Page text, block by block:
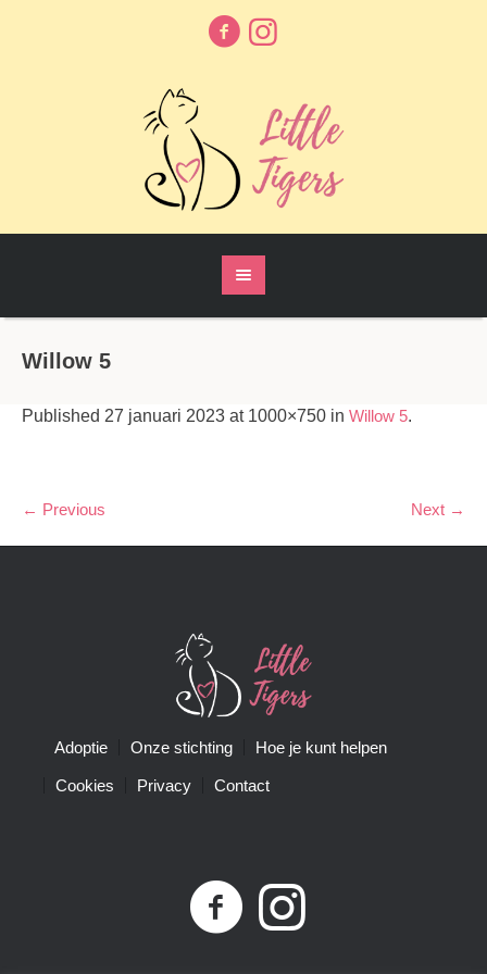
Willow 5
Published 27 januari 2023 at 1000×750 in Willow 5.
← Previous Next →
Adoptie Onze stichting Hoe je kunt helpen
Cookies Privacy Contact